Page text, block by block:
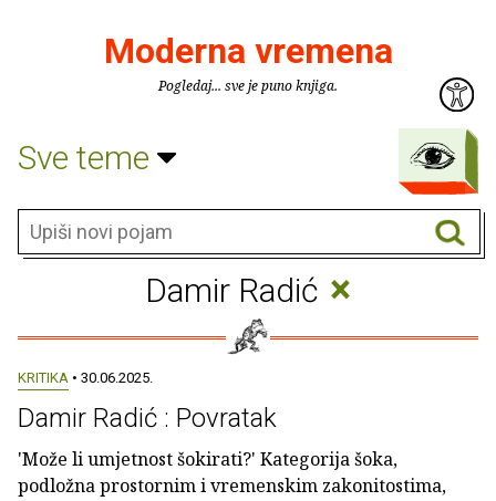
Moderna vremena
Pogledaj... sve je puno knjiga.
Sve teme
Damir Radić ×
KRITIKA • 30.06.2025.
Damir Radić : Povratak
'Može li umjetnost šokirati?' Kategorija šoka,
podložna prostornim i vremenskim zakonitostima,